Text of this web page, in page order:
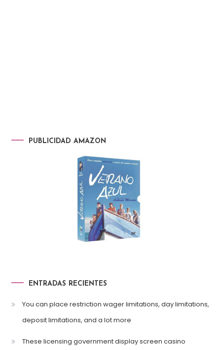
PUBLICIDAD AMAZON
ENTRADAS RECIENTES
You can place restriction wager limitations, day limitations,
deposit limitations, and a lot more
These licensing government display screen casino